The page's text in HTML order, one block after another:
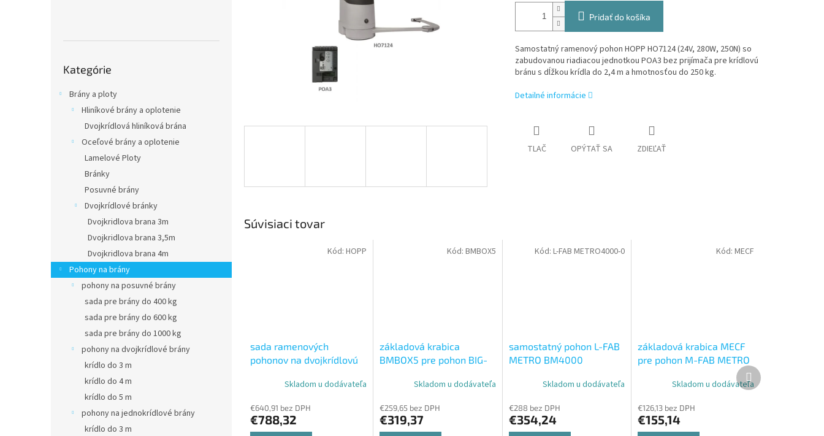
kategórie
Kategórie
Brány a ploty
Hliníkové brány a oplotenie
Dvojkrídlová hliníková brána
Oceľové brány a oplotenie
Lamelové Ploty
Bránky
Posuvné brány
Dvojkrídlové bránky
Dvojkridlova brana 3m
Dvojkridlova brana 3,5m
Dvojkridlova brana 4m
Pohony na brány
pohony na posuvné brány
sada pre brány do 400 kg
sada pre brány do 600 kg
sada pre brány do 1000 kg
pohony na dvojkrídlové brány
krídlo do 3 m
krídlo do 4 m
krídlo do 5 m
pohony na jednokrídlové brány
krídlo do 3 m
Pridať do košíka
Samostatný ramenový pohon HOPP HO7124 (24V, 280W, 250N) so
zabudovanou riadiacou jednotkou POA3 bez prijímača pre krídlovú
bránu s dĺžkou krídla do 2,4 m a hmotnosťou do 250 kg.
Detailné informácie
TLAČ OPÝTAŤ SA ZDIEĽAŤ
Súvisiaci tovar
sada ramenových
pohonov na dvojkrídlovú
(1xHO7124 s POA3,
1xOXIBD, 2xEPMB,
1xELDC)
Skladom u dodávateľa
€640,91 bez DPH
€788,32
Kód: HOPP
základová krabica
BMBOX5 pre pohon BIG-
Skladom u dodávateľa
€259,65 bez DPH
€319,37
Kód: BMBOX5
samostatný pohon L-FAB
METRO BM4000
Skladom u dodávateľa
€288 bez DPH
€354,24
Kód:L-FAB METRO4000-0
základová krabica MECF
pre pohon M-FAB METRO
Skladom u dodávateľa
€126,13 bez DPH
€155,14
Kód: MECF
Ďalší
produkt